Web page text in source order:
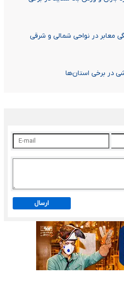
معابر در نواحی شمالی و شرقی
در برخی استان‌ها
ارسال